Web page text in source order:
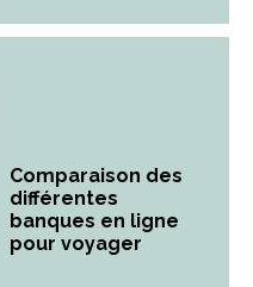
Comparaison des
différentes
banques en ligne
pour voyager